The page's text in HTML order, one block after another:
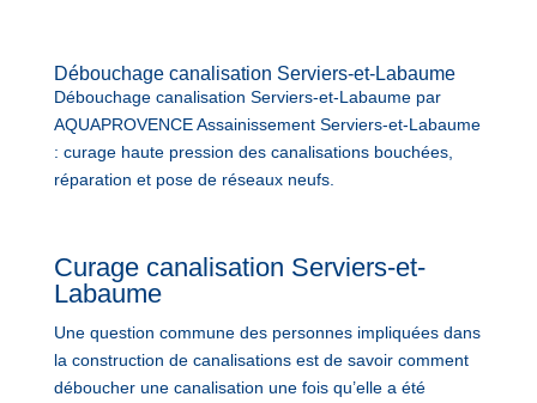
Débouchage canalisation Serviers-et-Labaume
Débouchage canalisation Serviers-et-Labaume par
AQUAPROVENCE Assainissement Serviers-et-Labaume
: curage haute pression des canalisations bouchées,
réparation et pose de réseaux neufs.
Curage canalisation Serviers-et-
Labaume
Une question commune des personnes impliquées dans
la construction de canalisations est de savoir comment
déboucher une canalisation une fois qu’elle a été